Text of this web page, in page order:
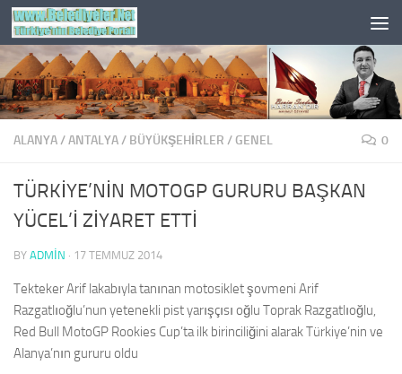
Skip to content
ALANYA/ANTALYA/ BÜYÜKŞEHİRLER / GENEL 0
TÜRKİYE’NİN MOTOGP GURURU BAŞKAN
YÜCEL’İ ZİYARET ETTİ
BY ADMIN · 17 TEMMUZ 2014
Tekteker Arif lakabıyla tanınan motosiklet şovmeni Arif
Razgatlıoğlu’nun yetenekli pist yarışçısı oğlu Toprak Razgatlıoğlu,
Red Bull MotoGP Rookies Cup’ta ilk birinciliğini alarak Türkiye’nin ve
Alanya’nın gururu oldu